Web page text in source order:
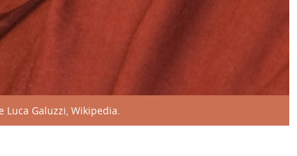
Luca Galuzzi, Wikipedia.